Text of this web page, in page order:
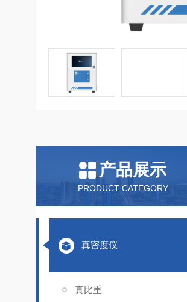
产品展示
PRODUCT CATEGORY
真密度仪
真比重